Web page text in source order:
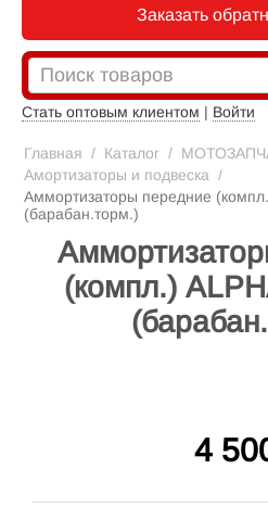
Заказать
Стать оптовым клиентом | Войти
Главная / Каталог /
Амортизаторы и подвеска /
Аммортизаторы передние
(барабан.торм.)
(компл.)
4